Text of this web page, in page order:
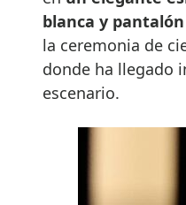
blanca y
la ceremonia de
donde ha llegado
escenario.